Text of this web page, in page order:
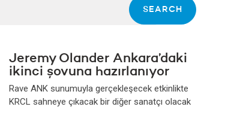
Jeremy Olander Ankara’daki
ikinci şovuna hazırlanıyor
Rave ANK sunumuyla gerçekleşecek etkinlikte
KRCL sahneye çıkacak bir diğer sanatçı olacak